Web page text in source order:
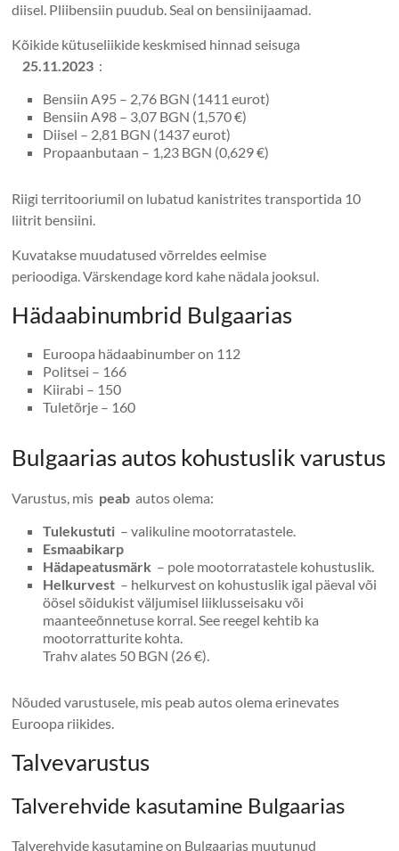
diisel. Pliibensiin puudub. Seal on bensiinijaamad.
Kõikide kütuseliikide keskmised hinnad seisuga
25.11.2023 :
Bensiin A95 – 2,76 BGN (1411 eurot)
Bensiin A98 – 3,07 BGN (1,570 €)
Diisel – 2,81 BGN (1437 eurot)
Propaanbutaan – 1,23 BGN (0,629 €)
Riigi territooriumil on lubatud kanistrites transportida 10
liitrit bensiini.
Kuvatakse muudatused võrreldes eelmise
perioodiga. Värskendage kord kahe nädala jooksul.
Hädaabinumbrid Bulgaarias
Euroopa hädaabinumber on 112
Politsei – 166
Kiirabi – 150
Tuletõrje – 160
Bulgaarias autos kohustuslik varustus
Varustus, mis peab autos olema:
Tulekustuti – valikuline mootorratastele.
Esmaabikarp
Hädapeatusmärk – pole mootorratastele kohustuslik.
Helkurvest – helkurvest on kohustuslik igal päeval või
öösel sõidukist väljumisel liiklusseisaku või
maanteeõnnetuse korral. See reegel kehtib ka
mootorratturite kohta.
Trahv alates 50 BGN (26 €).
Nõuded varustusele, mis peab autos olema erinevates
Euroopa riikides.
Talvevarustus
Talverehvide kasutamine Bulgaarias
Talverehvide kasutamine on Bulgaarias muutunud